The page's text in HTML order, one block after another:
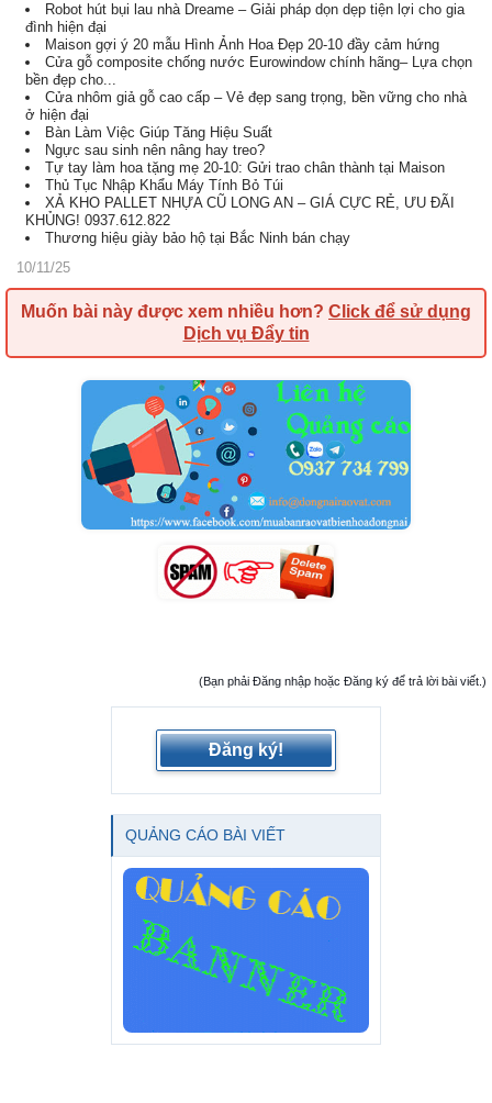
Robot hút bụi lau nhà Dreame – Giải pháp dọn dẹp tiện lợi cho gia
đình hiện đại
Maison gợi ý 20 mẫu Hình Ảnh Hoa Đẹp 20-10 đầy cảm hứng
Cửa gỗ composite chống nước Eurowindow chính hãng– Lựa chọn
bền đẹp cho...
Cửa nhôm giả gỗ cao cấp – Vẻ đẹp sang trọng, bền vững cho nhà
ở hiện đại
Bàn Làm Việc Giúp Tăng Hiệu Suất
Ngực sau sinh nên nâng hay treo?
Tự tay làm hoa tặng mẹ 20-10: Gửi trao chân thành tại Maison
Thủ Tục Nhập Khẩu Máy Tính Bỏ Túi
XẢ KHO PALLET NHỰA CŨ LONG AN – GIÁ CỰC RẺ, ƯU ĐÃI
KHỦNG! 0937.612.822
Thương hiệu giày bảo hộ tại Bắc Ninh bán chạy
10/11/25
Muốn bài này được xem nhiều hơn? Click để sử dụng
Dịch vụ Đẩy tin
(Bạn phải Đăng nhập hoặc Đăng ký để trả lời bài viết.)
Đăng ký!
QUẢNG CÁO BÀI VIẾT